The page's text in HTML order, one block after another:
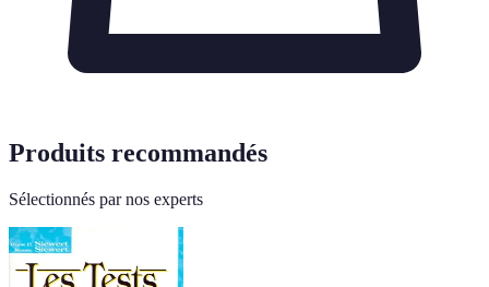
Produits recommandés
Sélectionnés par nos experts